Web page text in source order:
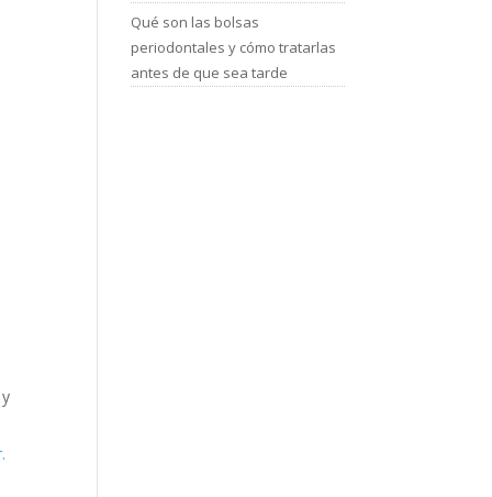
Qué son las bolsas
periodontales y cómo tratarlas
antes de que sea tarde